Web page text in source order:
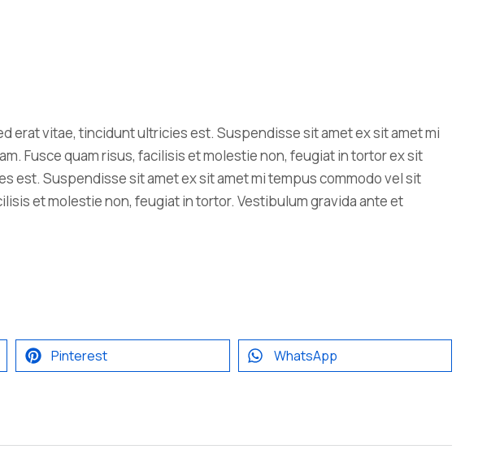
erat vitae, tincidunt ultricies est. Suspendisse sit amet ex sit amet mi
Fusce quam risus, facilisis et molestie non, feugiat in tortor ex sit
est. Suspendisse sit amet ex sit amet mi tempus commodo vel sit
et molestie non, feugiat in tortor. Vestibulum gravida ante et
Pinterest WhatsApp
lorem ipsum amet
enero 10, 2016